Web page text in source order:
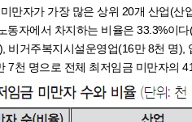
만자가 가장 많은 상위 20개 산업(산
동자에서 차지하는 비율은 33.3%이
비거주복지시설운영업(16만 8천 명
7천 명으로 전체 최저임금 미만자의